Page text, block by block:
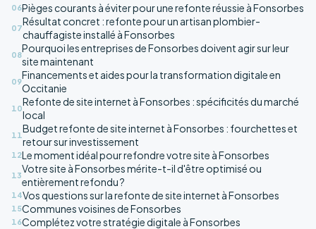
06Pièges courants à éviter pour une refonte réussie à Fonsorbes
07
Résultat concret : refonte pour un artisan plombier-
chauffagiste installé à Fonsorbes
08
Pourquoi les entreprises de Fonsorbes doivent agir sur leur
site maintenant
09
Financements et aides pour la transformation digitale en
Occitanie
10
Refonte de site internet à Fonsorbes : spécificités du marché
local
11
Budget refonte de site internet à Fonsorbes : fourchettes et
retour sur investissement
12Le moment idéal pour refondre votre site à Fonsorbes
13
Votre site à Fonsorbes mérite-t-il d'être optimisé ou
entièrement refondu ?
14Vos questions sur la refonte de site internet à Fonsorbes
15Communes voisines de Fonsorbes
16Complétez votre stratégie digitale à Fonsorbes